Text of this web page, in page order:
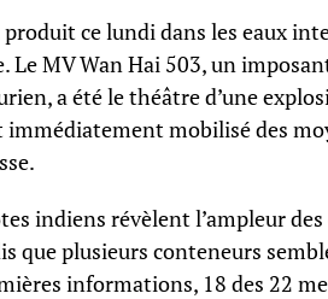
ce lundi dans les eaux
Le MV Wan Hai 503, un
a été le théâtre d’une
mobilisé des
indiens révèlent l’ampleur
que plusieurs conteneurs
informations, 18 des 22